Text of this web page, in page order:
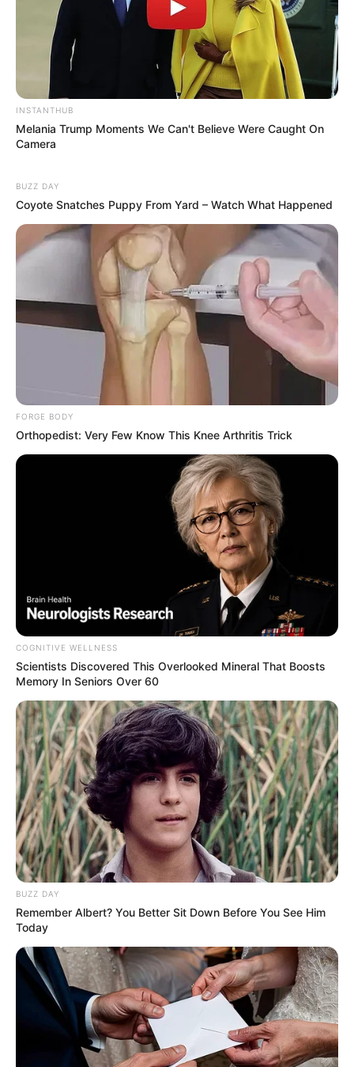
INSTANTHUB
Melania Trump Moments We Can't Believe Were Caught On
Camera
BUZZ DAY
Coyote Snatches Puppy From Yard – Watch What Happened
FORGE BODY
Orthopedist: Very Few Know This Knee Arthritis Trick
COGNITIVE WELLNESS
Scientists Discovered This Overlooked Mineral That Boosts
Memory In Seniors Over 60
BUZZ DAY
Remember Albert? You Better Sit Down Before You See Him
Today